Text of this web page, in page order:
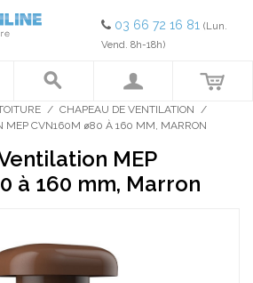
03 66 72 16 81 (Lun.
Vend. 8h-18h)
/ CHAPEAU DE VENTILATION /
MEP CVN160M ⌀80 À 160 MM, MARRON
MEP
à 160 mm, Marron